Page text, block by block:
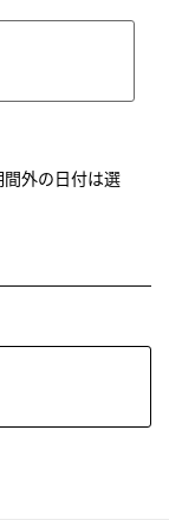
外の日付は選